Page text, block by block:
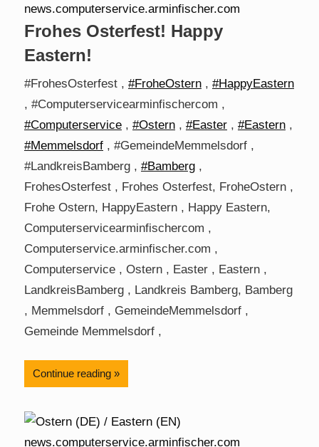
Frohes Osterfest! Happy
Eastern!
#FrohesOsterfest , #FroheOstern , #HappyEastern
, #Computerservicearminfischercom ,
#Computerservice , #Ostern , #Easter , #Eastern ,
#Memmelsdorf , #GemeindeMemmelsdorf ,
#LandkreisBamberg , #Bamberg ,
FrohesOsterfest , Frohes Osterfest, FroheOstern ,
Frohe Ostern, HappyEastern , Happy Eastern,
Computerservicearminfischercom ,
Computerservice.arminfischer.com ,
Computerservice , Ostern , Easter , Eastern ,
LandkreisBamberg , Landkreis Bamberg, Bamberg
, Memmelsdorf , GemeindeMemmelsdorf ,
Gemeinde Memmelsdorf ,
Continue reading